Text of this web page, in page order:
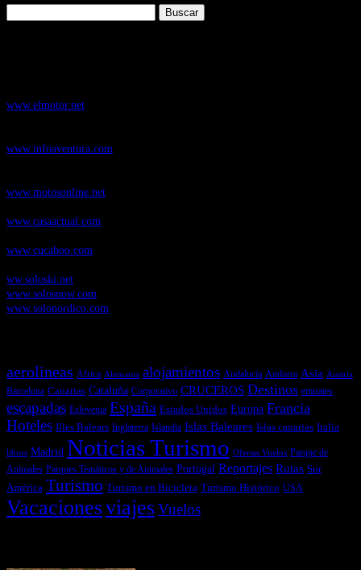
www.elmotor.net
www.infoaventura.com
www.motosonline.net
www.casaactual.com
www.cucaboo.com
ww.soloski.net
www.solosnow.com
www.solonordico.com
aerolineas Africa Alemania alojamientos Andalucía Andorra Asia Austria
Barcelona Canarias Cataluña Corporativo CRUCEROS Destinos emirates
escapadas Eslovenia España Estados Unidos Europa Francia
Hoteles Illes Balears Inglaterra Islandia Islas Baleares Islas canarias Italia
libros Madrid Noticias Turismo Ofertas Vuelos Parque de
Animales Parques Temáticos y de Animales Portugal Reportajes Rutas Sur
América Turismo Turismo en Bicicleta Turismo Histórico USA
VacacionesviajesVuelos